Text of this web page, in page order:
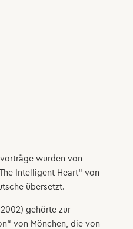
wurden von
Intelligent Heart“ von
übersetzt.
2002) gehörte zur
von Mönchen, die von